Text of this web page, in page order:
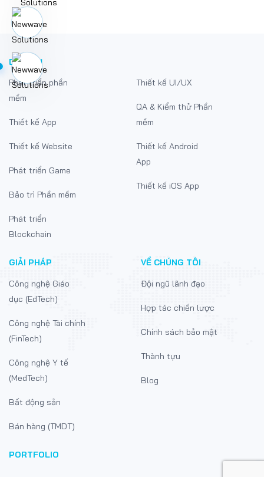
DỊCH VỤ
Phát triển phần
mềm
Thiết kế App
Thiết kế Website
Phát triển Game
Bảo trì Phần mềm
Phát triển
Blockchain
Thiết kế UI/UX
QA & Kiểm thử Phần
mềm
Thiết kế Android
App
Thiết kế iOS App
GIẢI PHÁP
Công nghệ Giáo
dục (EdTech)
Công nghệ Tài chính
(FinTech)
Công nghệ Y tế
(MedTech)
Bất động sản
Bán hàng (TMDT)
PORTFOLIO
VỀ CHÚNG TÔI
Đội ngũ lãnh đạo
Hợp tác chiến lược
Chính sách bảo mật
Thành tựu
Blog